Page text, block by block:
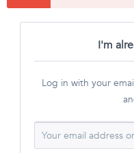
I'm
Log in with your